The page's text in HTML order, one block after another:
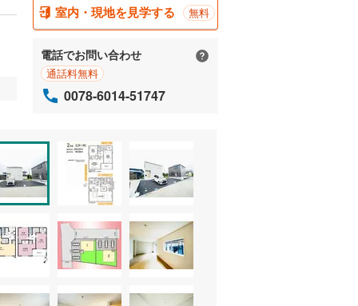
室内・現地を見学する 無料
電話でお問い合わせ
通話料無料
0078-6014-51747